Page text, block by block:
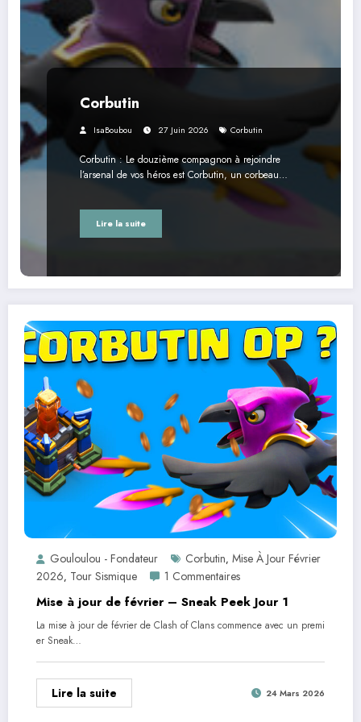
Corbutin
IsaBoubou 27 Juin 2026 Corbutin
Corbutin : Le douzième compagnon à rejoindre
l’arsenal de vos héros est Corbutin, un corbeau…
Lire la suite
Gouloulou - Fondateur Corbutin, Mise À Jour Février
2026, Tour Sismique 1 Commentaires
Mise à jour de février – Sneak Peek Jour 1
La mise à jour de février de Clash of Clans commence avec un premi
er Sneak…
Lire la suite 24 Mars 2026